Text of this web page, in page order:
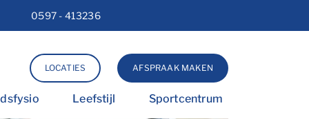
0597 - 413236
Lettergrootte vergroten
Lettergrootte verkleinen
Hoog contrast wisselen
LOCATIES AFSPRAAK MAKEN
Leefstijl Sportcentrum